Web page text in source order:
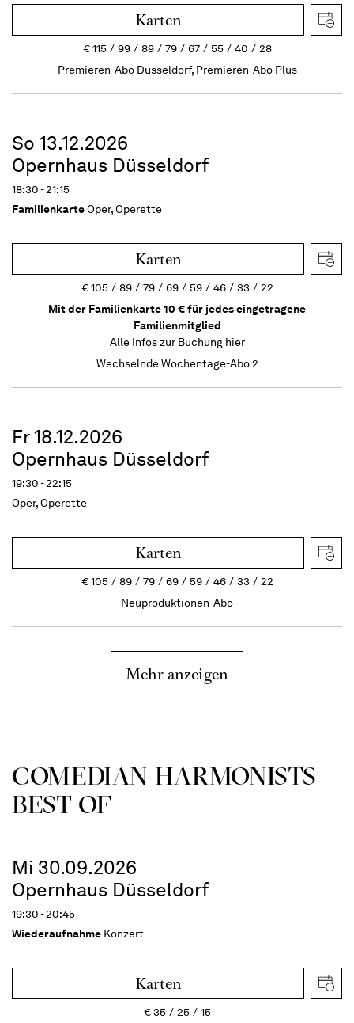
Karten
€115 99 89 79 67 55 40
28
Premieren-Abo Düsseldorf, Premieren-Abo Plus
So 13.12.2026
Opernhaus Düsseldorf
18:30 - 21:15
FamilienkarteOper, Operette
Karten
€105 89 79 69 59 46 33
22
Mit der Familienkarte 10 € für jedes eingetragene
Familienmitglied
Alle Infos zur Buchung hier
Wechselnde Wochentage-Abo 2
Fr 18.12.2026
Opernhaus Düsseldorf
19:30 - 22:15
Oper, Operette
Karten
€105 89 79 69 59 46 33
22
Neuproduktionen-Abo
Mehr anzeigen
COME­DIAN HARMO­NISTS –
BEST OF
Mi 30.09.2026
Opernhaus Düsseldorf
19:30 - 20:45
Wiederaufnahme Konzert
Karten
€35 25
15